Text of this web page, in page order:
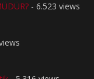
- 6.523 views